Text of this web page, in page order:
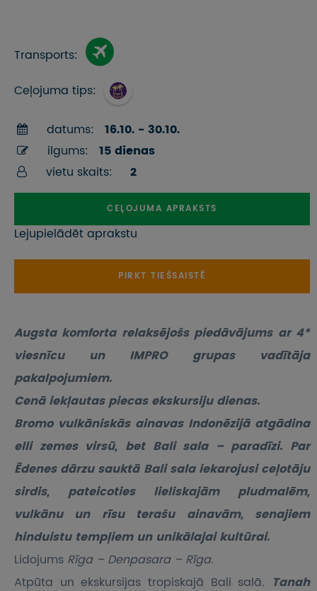
Transports:
Ceļojuma tips:
datums:
16.10. - 30.10.
ilgums:
15 dienas
vietu skaits:
2
CEĻOJUMA APRAKSTS
Lejupielādēt aprakstu
PIRKT TIEŠSAISTĒ
Augsta komforta relaksējošs piedāvājums ar 4*
viesnīcu un IMPRO grupas vadītāja
pakalpojumiem.
Cenā iekļautas piecas ekskursiju dienas.
Bromo vulkāniskās ainavas Indonēzijā atgādina
elli zemes virsū, bet Bali sala – paradīzi. Par
Ēdenes dārzu sauktā Bali sala iekarojusi ceļotāju
sirdis, pateicoties lieliskajām pludmalēm,
vulkānu un rīsu terašu ainavām, senajiem
hinduistu tempļiem un unikālajai kultūrai.
Lidojums Rīga – Denpasara – Rīga.
Atpūta un ekskursijas tropiskajā Bali salā. Tanah